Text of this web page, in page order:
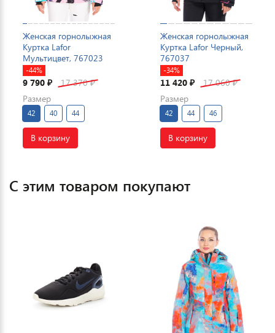
Женская горнолыжная
Куртка Lafor
Мультицвет, 767023
-44%
9 790 ₽ 17 370₽
Размер
42 40 44
В корзину
Женская горнолыжная
Куртка Lafor Черный,
767037
-34%
11 420 ₽ 17 060₽
Размер
42 44 46
В корзину
С этим товаром покупают